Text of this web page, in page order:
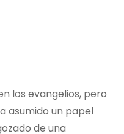
los evangelios, pero
asumido un papel
de una